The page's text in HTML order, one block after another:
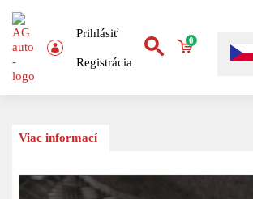
Prihlásiť
Registrácia
0
Viac informací